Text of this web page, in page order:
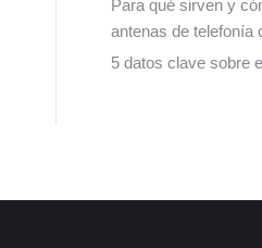
Para qué sirven y
antenas de telefonía
5 datos clave sobre